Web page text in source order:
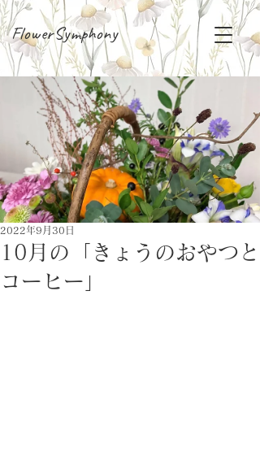
FlowerSymphony
10月の「きょうのおやつと
コーヒー」
2022年9月30日